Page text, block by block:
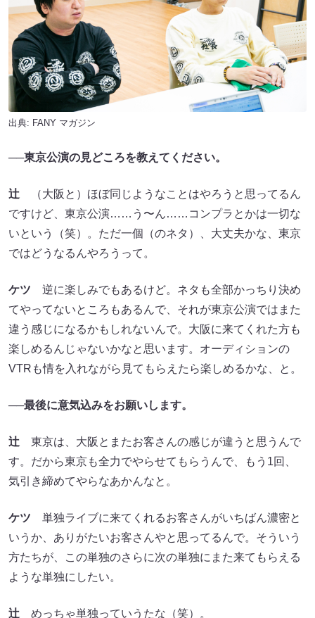
出典: FANY マガジン
──東京公演の見どころを教えてください。
辻 （大阪と）ほぼ同じようなことはやろうと思ってるん
ですけど、東京公演……う〜ん……コンプラとかは一切な
いという（笑）。ただ一個（のネタ）、大丈夫かな、東京
ではどうなるんやろうって。
ケツ 逆に楽しみでもあるけど。ネタも全部かっちり決め
てやってないところもあるんで、それが東京公演ではまた
違う感じになるかもしれないんで。大阪に来てくれた方も
楽しめるんじゃないかなと思います。オーディションの
VTRも情を入れながら見てもらえたら楽しめるかな、と。
──最後に意気込みをお願いします。
辻 東京は、大阪とまたお客さんの感じが違うと思うんで
す。だから東京も全力でやらせてもらうんで、もう1回、
気引き締めてやらなあかんなと。
ケツ 単独ライブに来てくれるお客さんがいちばん濃密と
いうか、ありがたいお客さんやと思ってるんで。そういう
方たちが、この単独のさらに次の単独にまた来てもらえる
ような単独にしたい。
辻 めっちゃ単独っていうたな（笑）。